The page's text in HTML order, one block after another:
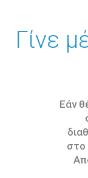
Γίνε
Εάν
στο